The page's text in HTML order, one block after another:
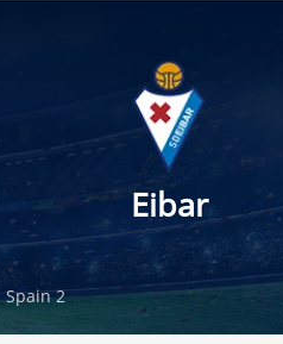
Eibar
Spain 2